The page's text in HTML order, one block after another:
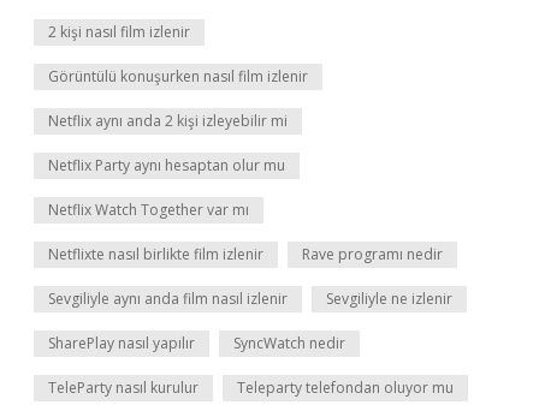
2 kişi nasıl film izlenir
Görüntülü konuşurken nasıl film izlenir
Netflix aynı anda 2 kişi izleyebilir mi
Netflix Party aynı hesaptan olur mu
Netflix Watch Together var mı
Netflixte nasıl birlikte film izlenir Rave programı nedir
Sevgiliyle aynı anda film nasıl izlenir Sevgiliyle ne izlenir
SharePlay nasıl yapılır SyncWatch nedir
TeleParty nasıl kurulur Teleparty telefondan oluyor mu